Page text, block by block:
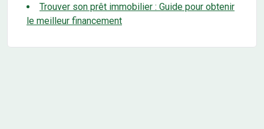
Trouver son prêt immobilier : Guide pour obtenir
le meilleur financement